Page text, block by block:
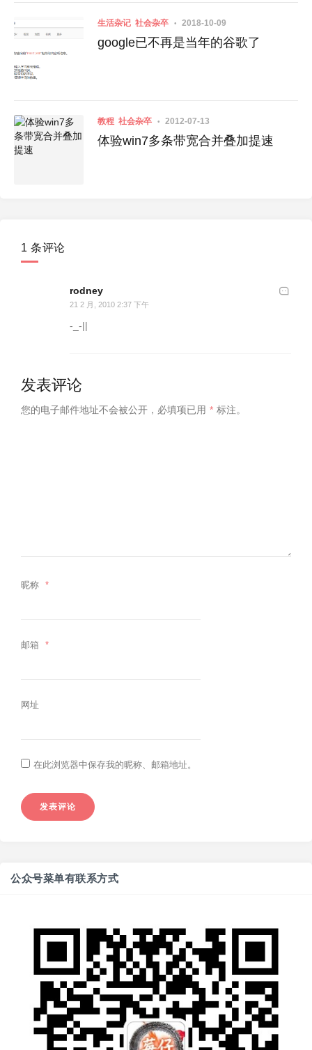
生活杂记 社会杂卒 2018-10-09
google已不再是当年的谷歌了
教程 社会杂卒 2012-07-13
体验win7多条带宽合并叠加提速
1 条评论
rodney
21 2 月, 2010 2:37 下午
-_-||
发表评论
您的电子邮件地址不会被公开， 必填项已用 * 标注。
昵称 *
邮箱 *
网址
在此浏览器中保存我的昵称、邮箱地址。
公众号菜单有联系方式